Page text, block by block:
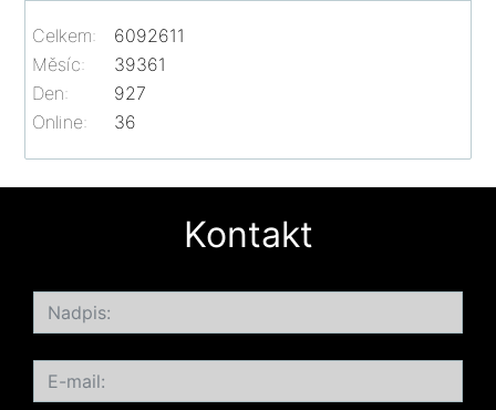
Online: 36
Celkem:
6092611
Měsíc:
39361
Den:
927
Kontakt